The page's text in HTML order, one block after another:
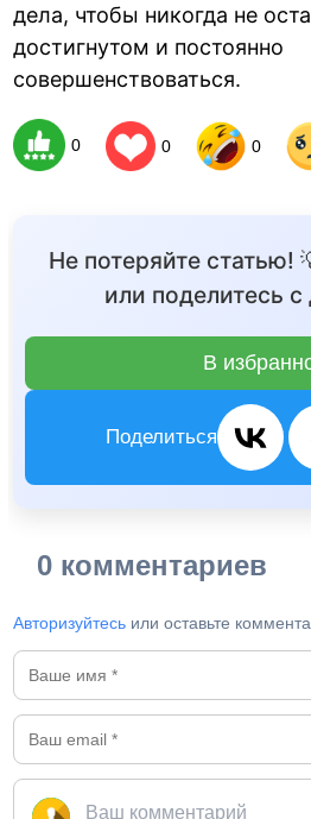
дела, чтобы никогда не
достигнутом и постоянно
совершенствоваться.
0 0 0
Не потеряйте статью!
или поделитесь
В
Поделиться
0 комментариев
Авторизуйтесь или оставьте